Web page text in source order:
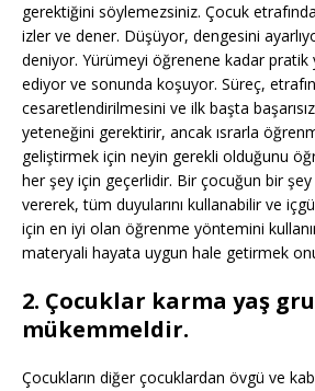
gerektiğini söylemezsiniz. Çocuk
izler ve dener. Düşüyor, dengesini
deniyor. Yürümeyi öğrenene kadar pratik
ediyor ve sonunda koşuyor. Süreç,
cesaretlendirilmesini ve ilk başta
yeteneğini gerektirir, ancak ısrarla
geliştirmek için neyin gerekli olduğunu
her şey için geçerlidir. Bir çocuğun bir şey
vererek, tüm duyularını kullanabilir ve
için en iyi olan öğrenme yöntemini
materyali hayata uygun hale getirmek
2. Çocuklar karma yaş
mükemmeldir.
Çocukların diğer çocuklardan övgü ve